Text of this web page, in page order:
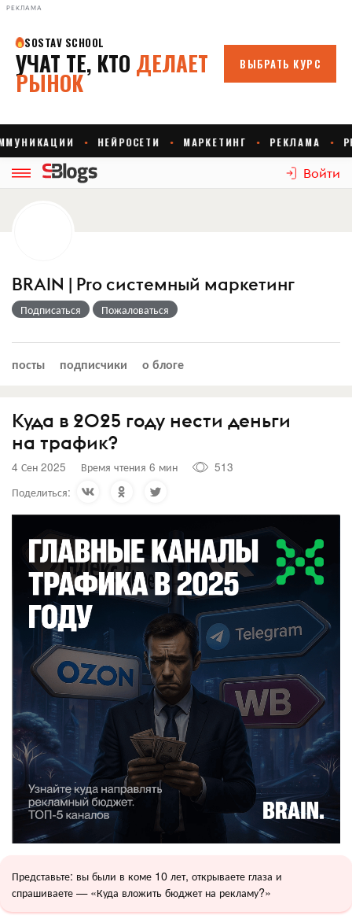
РЕКЛАМА
Войти
BRAIN | Pro cистемный маркетинг
Подписаться Пожаловаться
посты подписчики о блоге
Куда в 2025 году нести деньги
на трафик?
4 Сен 2025 Время чтения 6 мин
513
Поделиться:
Представьте: вы были в коме 10 лет, открываете глаза и
спрашиваете — «Куда вложить бюджет на рекламу?»